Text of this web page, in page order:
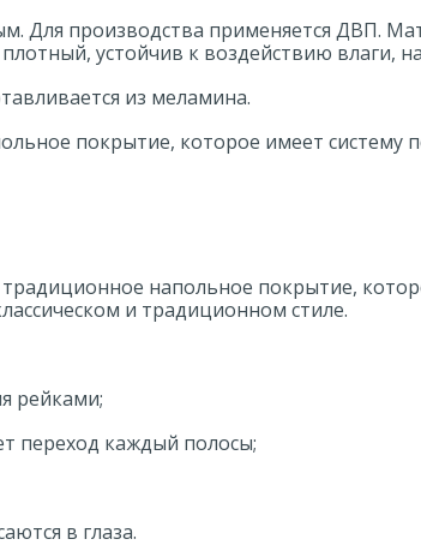
Для производства применяется ДВП.
устойчив к воздействию влаги,
из меламина.
покрытие, которое имеет
напольное покрытие,
и традиционном стиле.
рейками;
каждый полосы;
в глаза.